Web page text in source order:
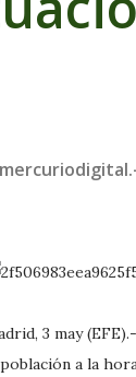
3 may
a la